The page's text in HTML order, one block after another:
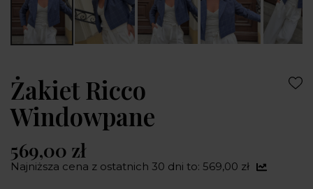
Żakiet Ricco
Windowpane
569,00 zł
Najniższa cena z ostatnich 30 dni to: 569,00 zł